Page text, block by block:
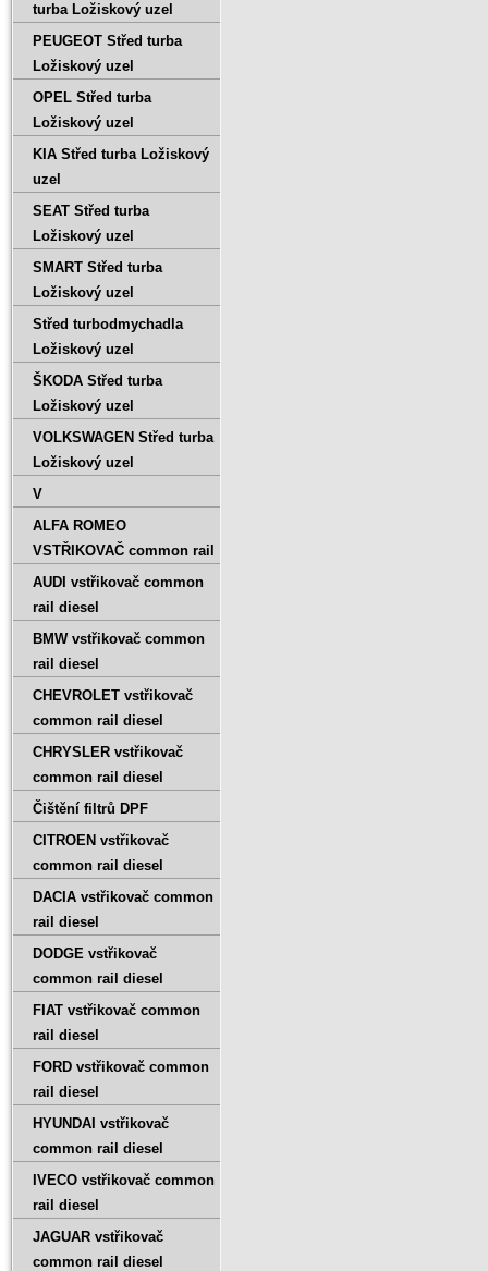
turba Ložiskový uzel
PEUGEOT Střed turba
Ložiskový uzel
OPEL Střed turba
Ložiskový uzel
KIA Střed turba Ložiskový
uzel
SEAT Střed turba
Ložiskový uzel
SMART Střed turba
Ložiskový uzel
Střed turbodmychadla
Ložiskový uzel
ŠKODA Střed turba
Ložiskový uzel
VOLKSWAGEN Střed turba
Ložiskový uzel
V
ALFA ROMEO
VSTŘIKOVAČ common rail
AUDI vstřikovač common
rail diesel
BMW vstřikovač common
rail diesel
CHEVROLET vstřikovač
common rail diesel
CHRYSLER vstřikovač
common rail diesel
Čištění filtrů DPF
CITROEN vstřikovač
common rail diesel
DACIA vstřikovač common
rail diesel
DODGE vstřikovač
common rail diesel
FIAT vstřikovač common
rail diesel
FORD vstřikovač common
rail diesel
HYUNDAI vstřikovač
common rail diesel
IVECO vstřikovač common
rail diesel
JAGUAR vstřikovač
common rail diesel